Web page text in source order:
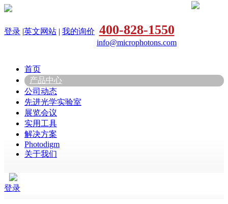
登录 |英文网站 | 我的询价 400-828-1550
info@microphotons.com
首页
产品中心
公司动态
先进光学实验室
展览会议
实用工具
解决方案
Photodigm
关于我们
登录